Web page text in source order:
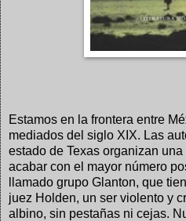
Estamos en la frontera entre
mediados del siglo XIX. Las
estado de Texas organizan
acabar con el mayor número
llamado grupo Glanton, que
juez Holden, un ser violento y
albino, sin pestañas ni cejas.